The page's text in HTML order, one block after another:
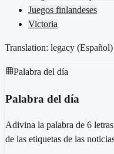
Juegos finlandeses
Victoria
Translation: legacy (Español)
Palabra del día
Palabra del día
Adivina la palabra de 6
de las etiquetas de las